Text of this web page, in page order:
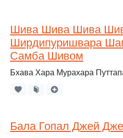
Шива Шива Шива
Ширдипуришвара
Самба Шивом
Бхава Хара Мурахара
Бала Гопал Джей